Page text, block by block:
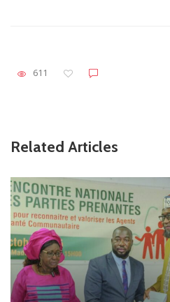
611
Related Articles